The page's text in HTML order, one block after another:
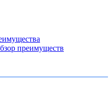
преимуществ